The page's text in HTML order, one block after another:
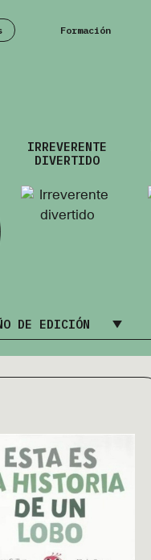
Formación
IRREVERENTE
DIVERTIDO
DE EDICIÓN